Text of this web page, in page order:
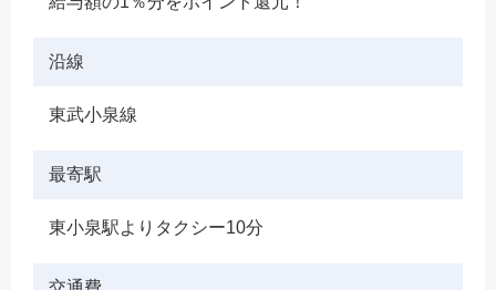
沿線
東武小泉線
最寄駅
東小泉駅よりタクシー10分